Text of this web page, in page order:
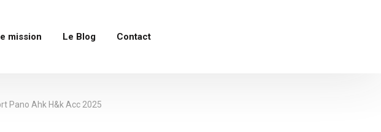
mission Le Blog Contact
Pano Ahk H&k Acc 2025